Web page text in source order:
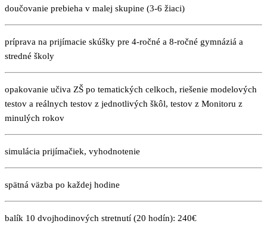
doučovanie prebieha v malej skupine (3-6 žiaci)
príprava na prijímacie skúšky pre 4-ročné a 8-ročné gymnáziá a
stredné školy
opakovanie učiva ZŠ po tematických celkoch, riešenie modelových
testov a reálnych testov z jednotlivých škôl, testov z Monitoru z
minulých rokov
simulácia prijímačiek, vyhodnotenie
spätná väzba po každej hodine
balík 10 dvojhodinových stretnutí (20 hodín): 240€